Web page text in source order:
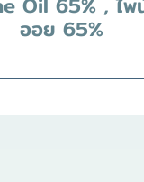
ออย 65%